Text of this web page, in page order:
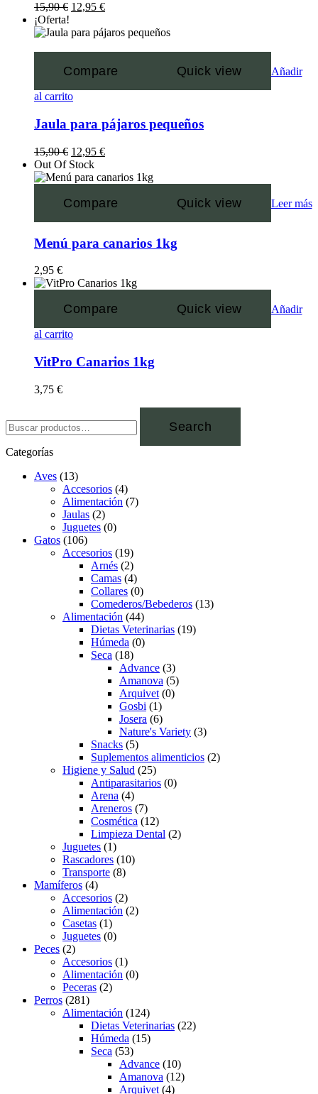
15,90€ 12,95 €
¡Oferta!
Compare Quick view Añadir
al carrito
Jaula para pájaros pequeños
15,90€ 12,95 €
Out Of Stock
Compare Quick view Leer más
Menú para canarios 1kg
2,95 €
Compare Quick view Añadir
al carrito
VitPro Canarios 1kg
3,75 €
Search
Categorías
Aves (13)
Accesorios (4)
Alimentación (7)
Jaulas (2)
Juguetes (0)
Gatos (106)
Accesorios (19)
Arnés (2)
Camas (4)
Collares (0)
Comederos/Bebederos (13)
Alimentación (44)
Dietas Veterinarias (19)
Húmeda (0)
Seca (18)
Advance (3)
Amanova (5)
Arquivet (0)
Gosbi (1)
Josera (6)
Nature's Variety (3)
Snacks (5)
Suplementos alimenticios (2)
Higiene y Salud (25)
Antiparasitarios (0)
Arena (4)
Areneros (7)
Cosmética (12)
Limpieza Dental (2)
Juguetes (1)
Rascadores (10)
Transporte (8)
Mamíferos (4)
Accesorios (2)
Alimentación (2)
Casetas (1)
Juguetes (0)
Peces (2)
Accesorios (1)
Alimentación (0)
Peceras (2)
Perros (281)
Alimentación (124)
Dietas Veterinarias (22)
Húmeda (15)
Seca (53)
Advance (10)
Amanova (12)
Arquivet (4)